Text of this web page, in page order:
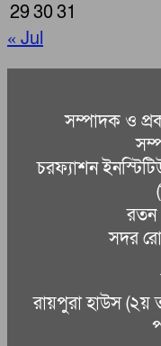
293031
« Jul
সম্পাদক ও
চরফ্যাশন
রতন
সদর
রায়পুরা হাউস (২য়